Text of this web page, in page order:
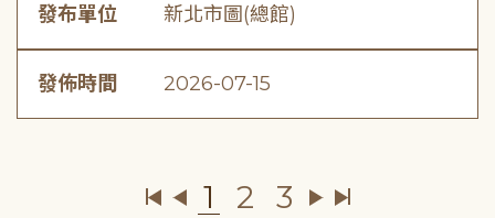
發布單位 新北市圖(總館)
發佈時間 2026-07-15
1 2 3